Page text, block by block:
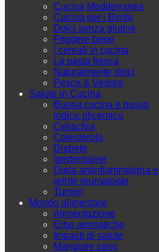
Cucina Mediterranea
Cucina per i Bimbi
Dolci senza glutine
Friggere bene
I cereali in cucina
La pasta fresca
Naturalmente dolci
Pesce & Vedure
Salute in Cucina
Buona cucina e basso
indice glicemico
Celiachia
Colesterolo
Diabete
Ipertensione
Dieta antinfiammatoria e
artrite reumatoide
Tumori
Mondo alimentare
Alimentazione
Erbe aromatiche
Impasti di salute
Mangiare sano